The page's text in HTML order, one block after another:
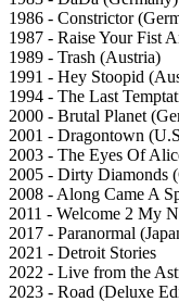
1986 - Constrictor
1987 - Raise Your Fist
1989 - Trash (Austria)
1991 - Hey Stoopid
1994 - The Last
2000 - Brutal Planet
2001 - Dragontown
2003 - The Eyes Of
2005 - Dirty Diamonds
2008 - Along Came A
2011 - Welcome 2 My
2017 - Paranormal
2021 - Detroit Stories
2022 - Live from the
2023 - Road (Deluxe